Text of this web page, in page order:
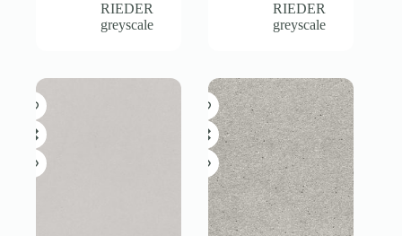
RIEDER
greyscale
RIEDER
greyscale